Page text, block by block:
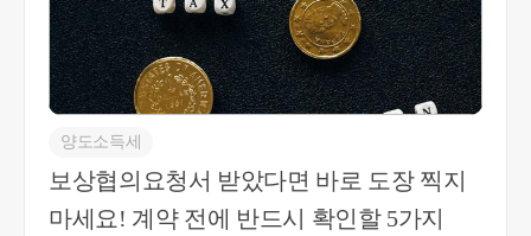
2년 거주요건을 충족하였고, 부모님 주택도 동거봉
양 특례에 따라 처분한 이상 부모님이 합가 후 추가
로 2년을 거주하여야 한다거나, 잔금 전에 세대분리
를 해야 한다는 법적 근거는 없는 것으로 판단됩니
다. 즉, 현재 사실관계만으로는 동거봉양 특례를 적
보기는 어렵고, 별도의 세대분리 없이도 1세대1주
택 비과세 적용이 가능할 것으로 판단됩니다.
른 공제사항이 없다면 각각 1억원에 대한 증여세율
은 10% 구간에 해당됩니다.
양도소득세
보상협의요청서 받았다면 바로 도장 찍지
마세요! 계약 전에 반드시 확인할 5가지